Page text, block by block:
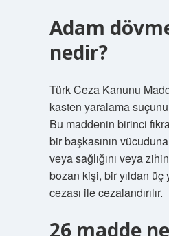
Adam
nedir?
Türk Ceza Kanunu
kasten yaralama
Bu maddenin birinci
bir başkasının
veya sağlığını veya
bozan kişi, bir yıldan üç
cezası ile cezalandırılır.
26 madde